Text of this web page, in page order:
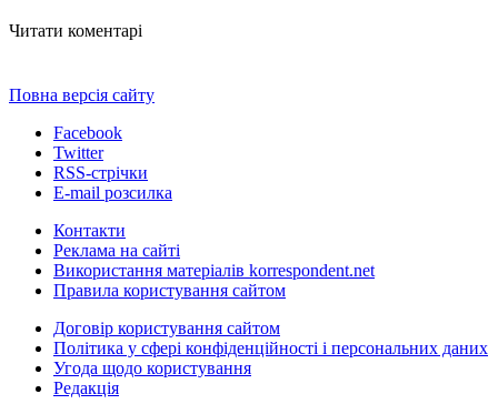
Читати коментарі
Повна версія сайту
Facebook
Twitter
RSS-стрічки
E-mail розсилка
Контакти
Реклама на сайті
Використання матеріалів korrespondent.net
Правила користування сайтом
Договір користування сайтом
Політика у сфері конфіденційності і персональних даних
Угода щодо користування
Редакція